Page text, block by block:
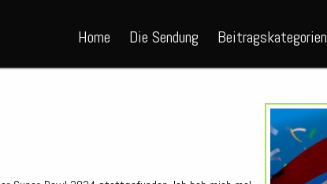
Home Die Sendung Beitragskategorien